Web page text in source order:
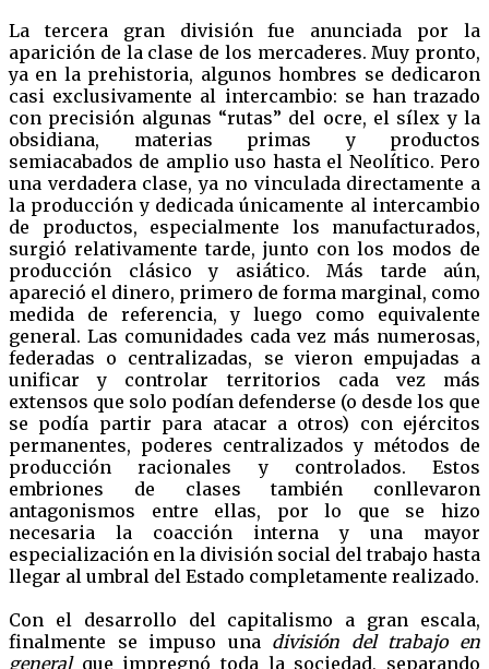
La tercera gran división fue anunciada por la
aparición de la clase de los mercaderes. Muy pronto,
ya en la prehistoria, algunos hombres se dedicaron
casi exclusivamente al intercambio: se han trazado
con precisión algunas “rutas” del ocre, el sílex y la
obsidiana, materias primas y productos
semiacabados de amplio uso hasta el Neolítico. Pero
una verdadera clase, ya no vinculada directamente a
la producción y dedicada únicamente al intercambio
de productos, especialmente los manufacturados,
surgió relativamente tarde, junto con los modos de
producción clásico y asiático. Más tarde aún,
apareció el dinero, primero de forma marginal, como
medida de referencia, y luego como equivalente
general. Las comunidades cada vez más numerosas,
federadas o centralizadas, se vieron empujadas a
unificar y controlar territorios cada vez más
extensos que solo podían defenderse (o desde los que
se podía partir para atacar a otros) con ejércitos
permanentes, poderes centralizados y métodos de
producción racionales y controlados. Estos
embriones de clases también conllevaron
antagonismos entre ellas, por lo que se hizo
necesaria la coacción interna y una mayor
especialización en la división social del trabajo hasta
llegar al umbral del Estado completamente realizado.
Con el desarrollo del capitalismo a gran escala,
finalmente se impuso una división del trabajo en
generalque impregnó toda la sociedad, separando